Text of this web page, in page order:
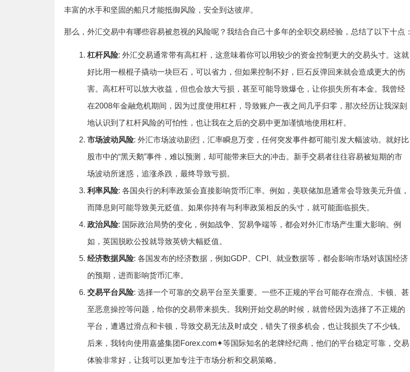
丰富的水手和坚固的船只才能抵御风险，安全到达彼岸。
那么，外汇交易中有哪些容易被忽视的风险呢？我结合自己十多年的全职交易经验，总结了以下十点：
杠杆风险: 外汇交易通常带有高杠杆，这意味着你可以用较少的资金控制更大的交易头寸。这就
好比用一根棍子撬动一块巨石，可以省力，但如果控制不好，巨石反弹回来就会造成更大的伤
害。高杠杆可以放大收益，但也会放大亏损，甚至可能导致爆仓，让你损失所有本金。我曾经
在2008年金融危机期间，因为过度使用杠杆，导致账户一夜之间几乎归零，那次经历让我深刻
地认识到了杠杆风险的可怕性，也让我在之后的交易中更加谨慎地使用杠杆。
市场波动风险: 外汇市场波动剧烈，汇率瞬息万变，任何突发事件都可能引发大幅波动。就好比
股市中的“黑天鹅”事件，难以预测，却可能带来巨大的冲击。新手交易者往往容易被短期的市
场波动所迷惑，追涨杀跌，最终导致亏损。
利率风险: 各国央行的利率政策会直接影响货币汇率。例如，美联储加息通常会导致美元升值，
而降息则可能导致美元贬值。如果你持有与利率政策相反的头寸，就可能面临损失。
政治风险: 国际政治局势的变化，例如战争、贸易争端等，都会对外汇市场产生重大影响。例
如，英国脱欧公投就导致英镑大幅贬值。
经济数据风险: 各国发布的经济数据，例如GDP、CPI、就业数据等，都会影响市场对该国经济
的预期，进而影响货币汇率。
交易平台风险: 选择一个可靠的交易平台至关重要。一些不正规的平台可能存在滑点、卡顿、甚
至恶意操控等问题，给你的交易带来损失。我刚开始交易的时候，就曾经因为选择了不正规的
平台，遭遇过滑点和卡顿，导致交易无法及时成交，错失了很多机会，也让我损失了不少钱。
后来，我转向使用嘉盛集团Forex.com✦等国际知名的老牌经纪商，他们的平台稳定可靠，交易
体验非常好，让我可以更加专注于市场分析和交易策略。